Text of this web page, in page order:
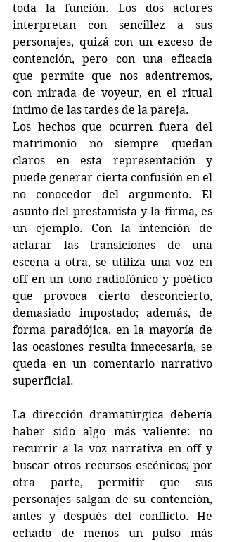
toda la función. Los dos actores
interpretan con sencillez a sus
personajes, quizá con un exceso de
contención, pero con una eficacia
que permite que nos adentremos,
con mirada de voyeur, en el ritual
íntimo de las tardes de la pareja.
Los hechos que ocurren fuera del
matrimonio no siempre quedan
claros en esta representación y
puede generar cierta confusión en el
no conocedor del argumento. El
asunto del prestamista y la firma, es
un ejemplo. Con la intención de
aclarar las transiciones de una
escena a otra, se utiliza una voz en
off en un tono radiofónico y poético
que provoca cierto desconcierto,
demasiado impostado; además, de
forma paradójica, en la mayoría de
las ocasiones resulta innecesaria, se
queda en un comentario narrativo
superficial.
La dirección dramatúrgica debería
haber sido algo más valiente: no
recurrir a la voz narrativa en off y
buscar otros recursos escénicos; por
otra parte, permitir que sus
personajes salgan de su contención,
antes y después del conflicto. He
echado de menos un pulso más